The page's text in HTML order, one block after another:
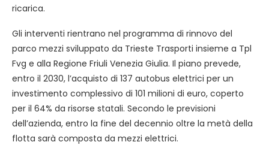
ricarica.
Gli interventi rientrano nel programma di rinnovo del
parco mezzi sviluppato da Trieste Trasporti insieme a Tpl
Fvg e alla Regione Friuli Venezia Giulia. Il piano prevede,
entro il 2030, l’acquisto di 137 autobus elettrici per un
investimento complessivo di 101 milioni di euro, coperto
per il 64% da risorse statali. Secondo le previsioni
dell’azienda, entro la fine del decennio oltre la metà della
flotta sarà composta da mezzi elettrici.